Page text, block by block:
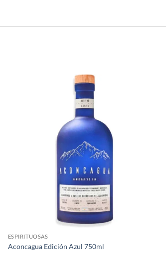
ESPIRITUOSAS
Aconcagua Edición Azul 750ml